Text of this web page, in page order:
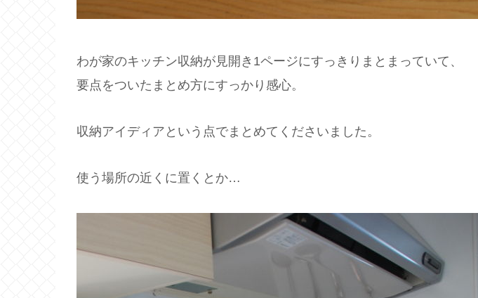
わが家のキッチン収納が見開き1ページにすっきりまとまっていて、
要点をついたまとめ方にすっかり感心。
収納アイディアという点でまとめてくださいました。
使う場所の近くに置くとか…